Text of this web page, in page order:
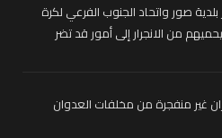
بلدية صور واتحاد الجنوب الفرعي لكرة
من الانجرار إلى أمور قد تضر
غير منفجرة من مخلفات العدوان